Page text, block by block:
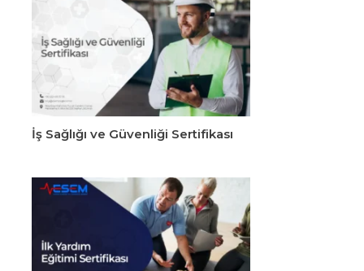
İş Sağlığı ve Güvenliği Sertifikası